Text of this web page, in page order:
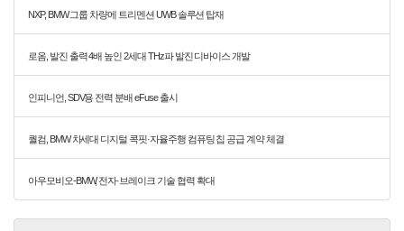
NXP, BMW 그룹 차량에 트리멘션 UWB 솔루션 탑재
로옴, 발진 출력 4배 높인 2세대 THz파 발진 디바이스 개발
인피니언, SDV용 전력 분배 eFuse 출시
퀄컴, BMW 차세대 디지털 콕핏·자율주행 컴퓨팅 칩 공급 계약 체결
아우모비오-BMW, 전자·브레이크 기술 협력 확대